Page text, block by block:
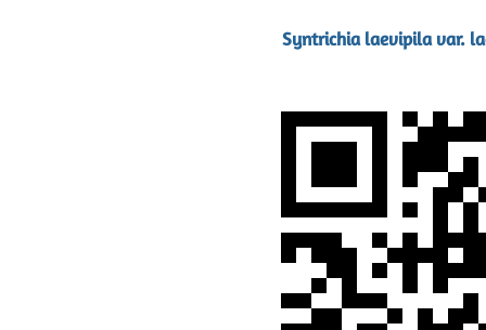
Syntrichia laevipila var.